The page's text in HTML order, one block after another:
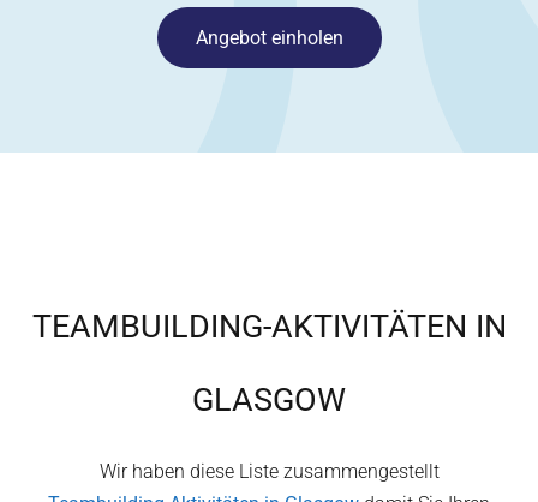
Angebot einholen
TEAMBUILDING-AKTIVITÄTEN IN
GLASGOW
Wir haben diese Liste zusammengestellt